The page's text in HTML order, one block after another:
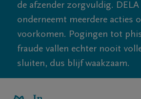
de afzender zorgvuldig. DELA
onderneemt meerdere acties
voorkomen. Pogingen tot
fraude vallen echter nooit
sluiten, dus blijf waakzaam.